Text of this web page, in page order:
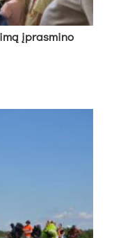
įpras­mi­no